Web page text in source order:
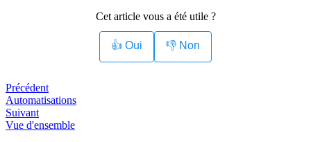
Cet article vous a été utile ?
👍 Oui 👎 Non
Précédent
Automatisations
Suivant
Vue d'ensemble